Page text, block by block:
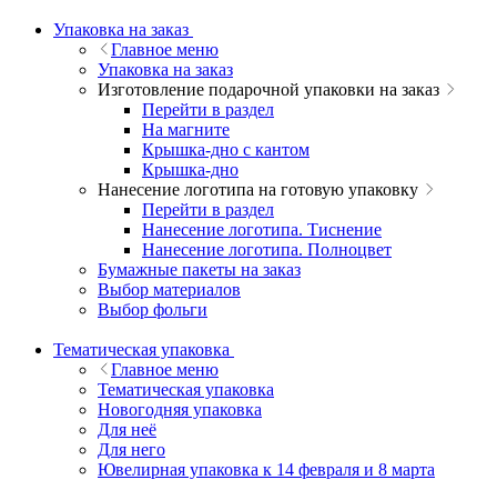
Упаковка на заказ
Главное меню
Упаковка на заказ
Изготовление подарочной упаковки на заказ
Перейти в раздел
На магните
Крышка-дно с кантом
Крышка-дно
Нанесение логотипа на готовую упаковку
Перейти в раздел
Нанесение логотипа. Тиснение
Нанесение логотипа. Полноцвет
Бумажные пакеты на заказ
Выбор материалов
Выбор фольги
Тематическая упаковка
Главное меню
Тематическая упаковка
Новогодняя упаковка
Для неё
Для него
Ювелирная упаковка к 14 февраля и 8 марта